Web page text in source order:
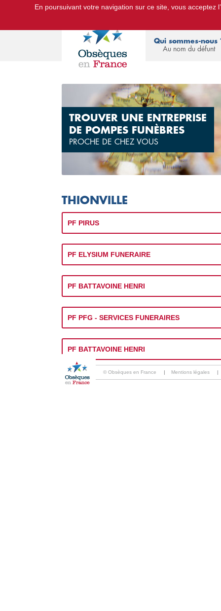
Le Portail d'Informations Obsèques :devis
Qui sommes-nous
Au nom du défunt
TROUVER UNE ENTREPRISE
DE POMPES FUNÈBRES
PROCHE DE CHEZ VOUS
THIONVILLE
PF PIRUS
PF ELYSIUM FUNERAIRE
PF BATTAVOINE HENRI
PF PFG - SERVICES FUNERAIRES
PF BATTAVOINE HENRI
© Obsèques en France | Mentions légales |
En poursuivant votre navigation sur ce site, vous